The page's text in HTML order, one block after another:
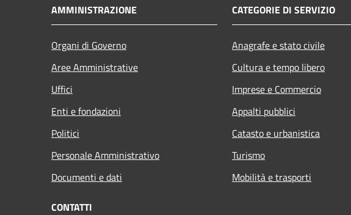
AMMINISTRAZIONE
Organi di Governo
Aree Amministrative
Uffici
Enti e fondazioni
Politici
Personale Amministrativo
Documenti e dati
CATEGORIE DI SERVIZIO
Anagrafe e stato civile
Cultura e tempo libero
Imprese e Commercio
Appalti pubblici
Catasto e urbanistica
Turismo
Mobilità e trasporti
CONTATTI